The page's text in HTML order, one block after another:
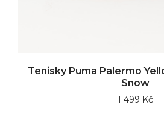
Tenisky Puma Palermo
Snow
1 499 Kč